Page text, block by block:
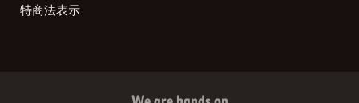
特商法表示